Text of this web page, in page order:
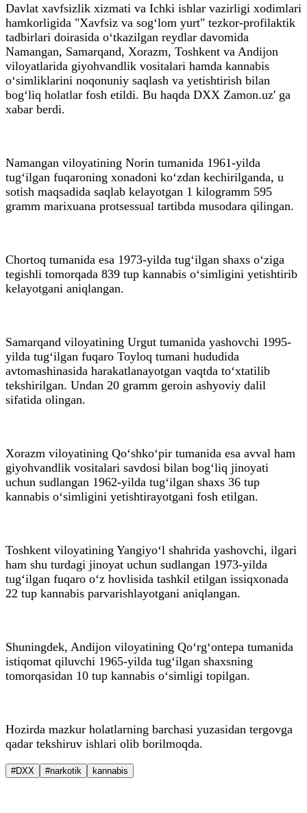
Davlat xavfsizlik xizmati va Ichki ishlar vazirligi xodimlari
hamkorligida "Xavfsiz va sog‘lom yurt" tezkor-profilaktik
tadbirlari doirasida o‘tkazilgan reydlar davomida
Namangan, Samarqand, Xorazm, Toshkent va Andijon
viloyatlarida giyohvandlik vositalari hamda kannabis
o‘simliklarini noqonuniy saqlash va yetishtirish bilan
bog‘liq holatlar fosh etildi. Bu haqda DXX Zamon.uz' ga
xabar berdi.
Namangan viloyatining Norin tumanida 1961-yilda
tug‘ilgan fuqaroning xonadoni ko‘zdan kechirilganda, u
sotish maqsadida saqlab kelayotgan 1 kilogramm 595
gramm marixuana protsessual tartibda musodara qilingan.
Chortoq tumanida esa 1973-yilda tug‘ilgan shaxs o‘ziga
tegishli tomorqada 839 tup kannabis o‘simligini yetishtirib
kelayotgani aniqlangan.
Samarqand viloyatining Urgut tumanida yashovchi 1995-
yilda tug‘ilgan fuqaro Toyloq tumani hududida
avtomashinasida harakatlanayotgan vaqtda to‘xtatilib
tekshirilgan. Undan 20 gramm geroin ashyoviy dalil
sifatida olingan.
Xorazm viloyatining Qo‘shko‘pir tumanida esa avval ham
giyohvandlik vositalari savdosi bilan bog‘liq jinoyati
uchun sudlangan 1962-yilda tug‘ilgan shaxs 36 tup
kannabis o‘simligini yetishtirayotgani fosh etilgan.
Toshkent viloyatining Yangiyo‘l shahrida yashovchi, ilgari
ham shu turdagi jinoyat uchun sudlangan 1973-yilda
tug‘ilgan fuqaro o‘z hovlisida tashkil etilgan issiqxonada
22 tup kannabis parvarishlayotgani aniqlangan.
Shuningdek, Andijon viloyatining Qo‘rg‘ontepa tumanida
istiqomat qiluvchi 1965-yilda tug‘ilgan shaxsning
tomorqasidan 10 tup kannabis o‘simligi topilgan.
Hozirda mazkur holatlarning barchasi yuzasidan tergovga
qadar tekshiruv ishlari olib borilmoqda.
#DXX #narkotik kannabis